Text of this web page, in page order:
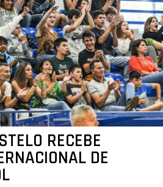
RECEBE
DE